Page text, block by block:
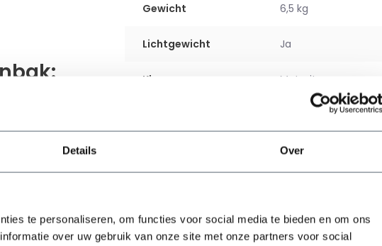
Details Over
te personaliseren, om functies voor social media te bieden en om ons
over uw gebruik van onze site met onze partners voor social
Gewicht 6,5 kg
Lichtgewicht Ja
Kleur Mat wit
Ja
Waterdicht Nee